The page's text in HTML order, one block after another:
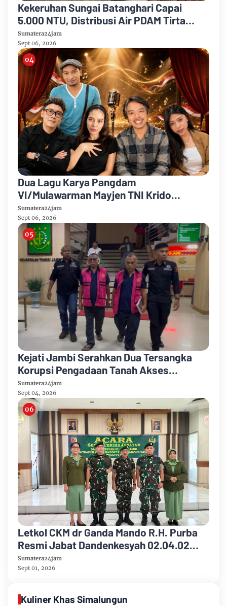
Kekeruhan Sungai Batanghari Capai
5.000 NTU, Distribusi Air PDAM Tirta
Mayang di Sejumlah Wilayah Terganggu
Sumatera24jam
Sept 06, 2026
Dua Lagu Karya Pangdam
VI/Mulawarman Mayjen TNI Krido
Pramono Jadi Ikon Singing Competition
HUT Ke-81 RI
Sumatera24jam
Sept 06, 2026
Kejati Jambi Serahkan Dua Tersangka
Korupsi Pengadaan Tanah Akses
Pelabuhan Ujung Jabung Ke Penuntut
Umum
Sumatera24jam
Sept 04, 2026
Letkol CKM dr Ganda Mando R.H. Purba
Resmi Jabat Dandenkesyah 02.04.02
Jambi, Awal Penugasan Diwarnai Misi
Satgas ke Mesir
Sumatera24jam
Sept 01, 2026
Kuliner Khas Simalungun